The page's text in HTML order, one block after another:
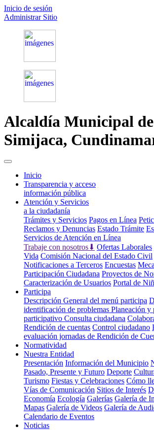
Inicio de sesión
Administrar Sitio
Alcaldía Municipal de
Simijaca,
Inicio(current)
Transparencia y acceso
información pública
Atención y Servicios
a la ciudadanía
Trámites y Servicios Pagos en Línea
Reclamos y Denuncias Estado Trámite
Servicios de Atención en Línea
Trabaje con nosotros⬇ Ofertas Laborales
Vida Comisión Nacional del Estado Civil
Notificaciones a Terceros Encuestas
Participación Ciudadana Proyectos de
Caracterización de Usuarios Portal de
Participa
Descripción General del menú participa
identificación de problemas Planeación y
participativo Consulta ciudadana
Rendición de cuentas Control ciudadano
evaluación jornadas de Rendición de
Normatividad
Nuestra Entidad
Presentación Información del Municipio
Pasado, Presente y Futuro Deporte
Turismo Fiestas y Celebraciones Cómo
Vías de Comunicación Sitios de Interés
Economía Ecología Galerías Galería de
Mapas Galería de Videos Galería de
Calendario de Eventos
Noticias